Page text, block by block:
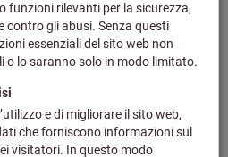
Szenarien bekannt vor:
flache Werkstücke ohne
Sie währenddessen
vermeiden? Arbeiten Sie
an Bauteilen, die nicht
nicht für eine